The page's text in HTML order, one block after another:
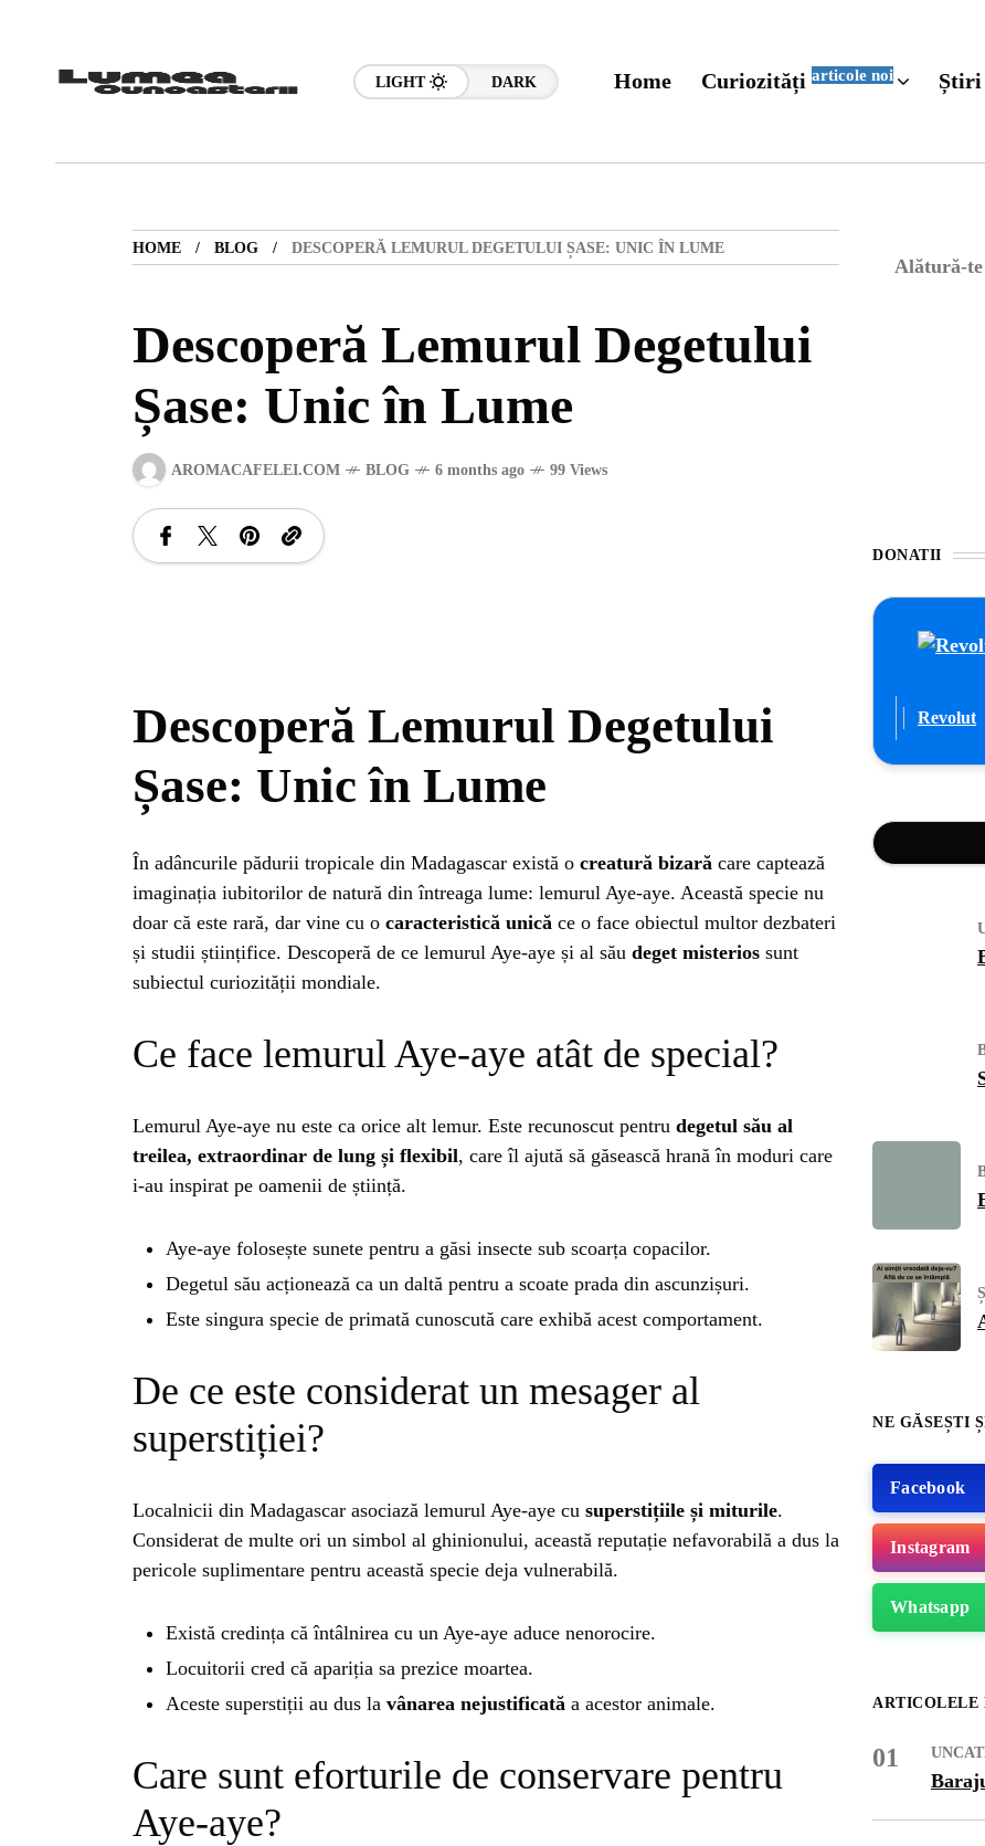
LIGHT DARK Home Curiozități articole noi Știri
HOME BLOG DESCOPERĂ LEMURUL DEGETULUI ȘASE: UNIC ÎN LUME
Descoperă Lemurul Degetului
Șase: Unic în Lume
AROMACAFELEI.COM BLOG 6 months ago 99 Views
Descoperă Lemurul Degetului
Șase: Unic în Lume
În adâncurile pădurii tropicale din Madagascar există o creatură bizară care captează
imaginația iubitorilor de natură din întreaga lume: lemurul Aye-aye. Această specie nu
doar că este rară, dar vine cu o caracteristică unică ce o face obiectul multor dezbateri
și studii științifice. Descoperă de ce lemurul Aye-aye și al său deget misterios sunt
subiectul curiozității mondiale.
Ce face lemurul Aye-aye atât de special?
Lemurul Aye-aye nu este ca orice alt lemur. Este recunoscut pentru degetul său al
treilea, extraordinar de lung și flexibil, care îl ajută să găsească hrană în moduri care
i-au inspirat pe oamenii de știință.
Aye-aye folosește sunete pentru a găsi insecte sub scoarța copacilor.
Degetul său acționează ca un daltă pentru a scoate prada din ascunzișuri.
Este singura specie de primată cunoscută care exhibă acest comportament.
De ce este considerat un mesager al
superstiției?
Localnicii din Madagascar asociază lemurul Aye-aye cu superstițiile și miturile.
Considerat de multe ori un simbol al ghinionului, această reputație nefavorabilă a dus la
pericole suplimentare pentru această specie deja vulnerabilă.
Există credința că întâlnirea cu un Aye-aye aduce nenorocire.
Locuitorii cred că apariția sa prezice moartea.
Aceste superstiții au dus la vânarea nejustificată a acestor animale.
Care sunt eforturile de conservare pentru
Aye-aye?
Alătură-
DONATII
Revolut
NE GĂSEȘTI
Facebook
Instagram
Whatsapp
ARTICOLELE
01